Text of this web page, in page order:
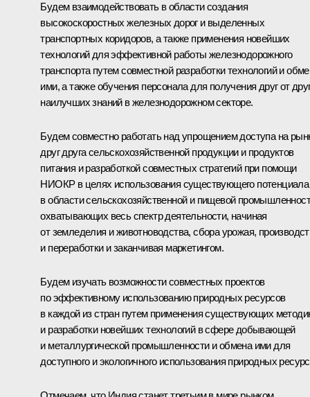
Будем взаимодействовать в области создания
высокоскоростных железных дорог и выделенных
транспортных коридоров, а также применения новейших
технологий для эффективной работы железнодорожного
транспорта путем совместной разработки технологий и
ими, а также обучения персонала для получения друг от
наилучших знаний в железнодорожном секторе.
Будем совместно работать над упрощением доступа на
друг друга сельскохозяйственной продукции и продуктов
питания и разработкой совместных стратегий при помощи
НИОКР в целях использования существующего потенциала
в области сельскохозяйственной и пищевой
охватывающих весь спектр деятельности, начиная
от земледелия и животноводства, сбора урожая,
и переработки и заканчивая маркетингом.
Будем изучать возможности совместных проектов
по эффективному использованию природных ресурсов
в каждой из стран путем применения существующих
и разработки новейших технологий в сфере добывающей
и металлургической промышленности и обмена ими для
доступного и экологичного использования природных